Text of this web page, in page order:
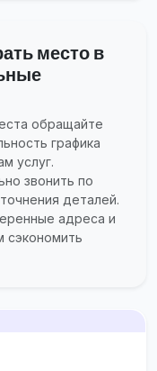
место в
обращайте
графика
услуг.
звонить по
деталей.
адреса и
сэкономить